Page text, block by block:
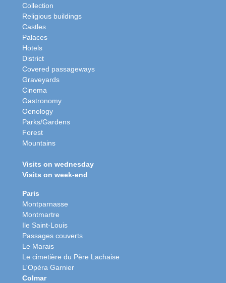
Collection
Religious buildings
Castles
Palaces
Hotels
District
Covered passageways
Graveyards
Cinema
Gastronomy
Oenology
Parks/Gardens
Forest
Mountains
Visits on wednesday
Visits on week-end
Paris
Montparnasse
Montmartre
Ile Saint-Louis
Passages couverts
Le Marais
Le cimetière du Père Lachaise
L'Opéra Garnier
Colmar